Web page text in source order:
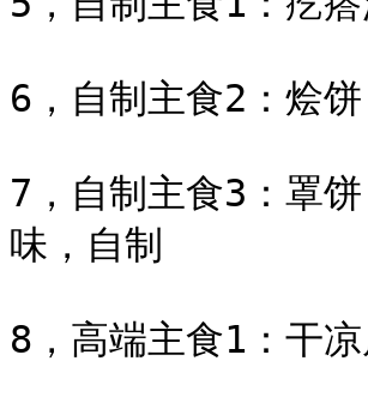
6，自制主食2：烩
7，自制主食3：罩
味，自制
8，高端主食1：干